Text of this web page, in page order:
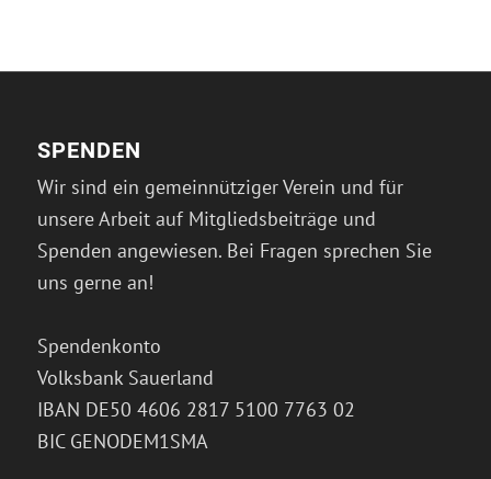
SPENDEN
Wir sind ein gemeinnütziger Verein und für
unsere Arbeit auf Mitgliedsbeiträge und
Spenden angewiesen. Bei Fragen sprechen Sie
uns gerne an!
Spendenkonto
Volksbank Sauerland
IBAN DE50 4606 2817 5100 7763 02
BIC GENODEM1SMA